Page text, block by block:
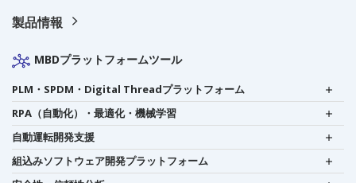
製品情報
MBDプラットフォームツール
PLM・SPDM・Digital Threadプラットフォーム
RPA（自動化）・最適化・機械学習
自動運転開発支援
組込みソフトウェア開発プラットフォーム